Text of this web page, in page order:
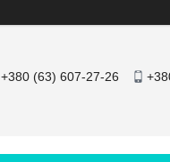
+380 (63) 607-27-26